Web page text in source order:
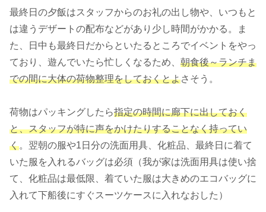
最終日の夕飯はスタッフからのお礼の出し物や、いつもと
は違うデザートの配布などがあり少し時間がかかる。ま
た、日中も最終日だからといたるところでイベントをやっ
ており、遊んでいたら忙しくなるため、 朝食後～ランチま
での間に大体の荷物整理をしておくとよさそう。
荷物はパッキングしたら指定の時間に廊下に出しておく
と、スタッフが特に声をかけたりすることなく持ってい
く。翌朝の服や1日分の洗面用具、化粧品、最終日に着て
いた服を入れるバッグは必須（我が家は洗面用具は使い捨
て、化粧品は最低限、着ていた服は大きめのエコバッグに
入れて下船後にすぐスーツケースに入れなおした）